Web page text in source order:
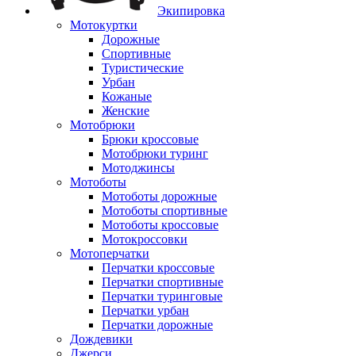
Экипировка
Мотокуртки
Дорожные
Спортивные
Туристические
Урбан
Кожаные
Женские
Мотобрюки
Брюки кроссовые
Мотобрюки туринг
Мотоджинсы
Мотоботы
Мотоботы дорожные
Мотоботы спортивные
Мотоботы кроссовые
Мотокроссовки
Мотоперчатки
Перчатки кроссовые
Перчатки спортивные
Перчатки туринговые
Перчатки урбан
Перчатки дорожные
Дождевики
Джерси